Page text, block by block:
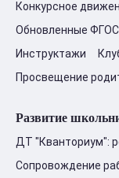
Конкурсное
Обновленные ФГОС
Инструктажи
Просвещение
Развитие
ДТ "Кванториум":
Сопровождение